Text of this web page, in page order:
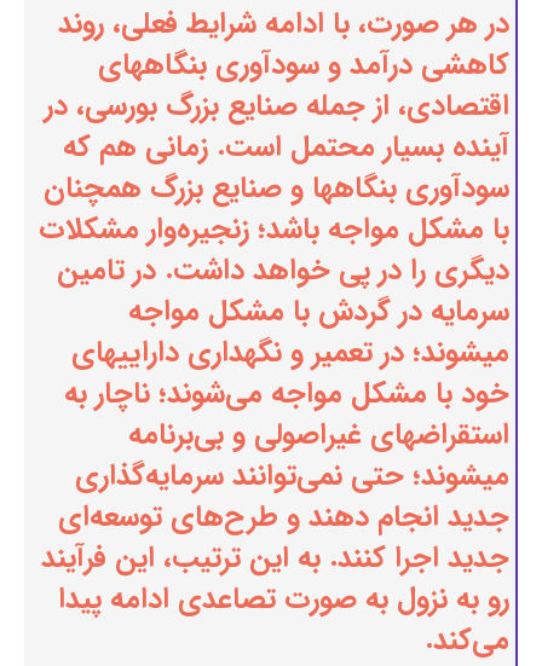
در هر صورت، با ادامه شرایط فعلی، روند
کاهشی درآمد و سودآوری بنگاههای
اقتصادی، از جمله صنایع بزرگ بورسی، در
آینده بسیار محتمل است. زمانی هم که
سودآوری بنگاهها و صنایع بزرگ همچنان
با مشکل مواجه باشد؛ زنجیره‌وار مشکلات
دیگری را در پی خواهد داشت. در تامین
سرمایه در گردش با مشکل مواجه
میشوند؛ در تعمیر و نگهداری داراییهای
خود با مشکل مواجه می‌شوند؛ ناچار به
استقراضهای غیراصولی و بی‌برنامه
میشوند؛ حتی نمی‌توانند سرمایه‌گذاری
جدید انجام دهند و طرح‌های توسعه‌ای
جدید اجرا کنند. به این ترتیب، این فرآیند
رو به نزول به صورت تصاعدی ادامه پیدا
می‌کند.